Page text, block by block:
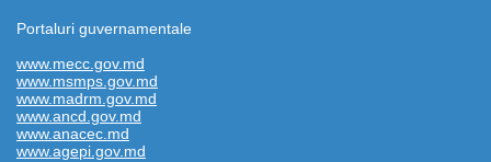
Portaluri guvernamentale
www.mecc.gov.md
www.msmps.gov.md
www.madrm.gov.md
www.ancd.gov.md
www.anacec.md
www.agepi.gov.md